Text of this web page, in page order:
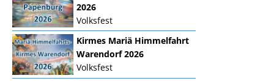
2026
Volksfest
Kirmes Mariä Himmelfahrt
Warendorf 2026
Volksfest